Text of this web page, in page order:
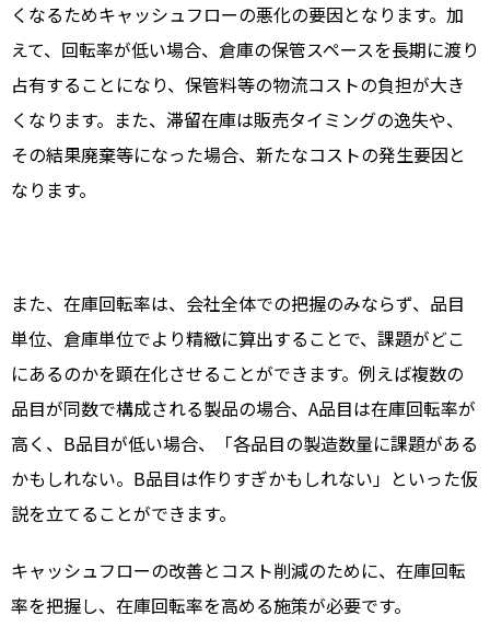
くなるためキャッシュフローの悪化の要因となります。加
えて、回転率が低い場合、倉庫の保管スペースを長期に渡り
占有することになり、保管料等の物流コストの負担が大き
くなります。また、滞留在庫は販売タイミングの逸失や、
その結果廃棄等になった場合、新たなコストの発生要因と
なります。
また、在庫回転率は、会社全体での把握のみならず、品目
単位、倉庫単位でより精緻に算出することで、課題がどこ
にあるのかを顕在化させることができます。例えば複数の
品目が同数で構成される製品の場合、A品目は在庫回転率が
高く、B品目が低い場合、「各品目の製造数量に課題がある
かもしれない。B品目は作りすぎかもしれない」といった仮
説を立てることができます。
キャッシュフローの改善とコスト削減のために、在庫回転
率を把握し、在庫回転率を高める施策が必要です。